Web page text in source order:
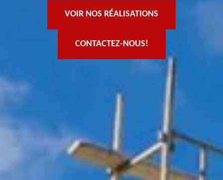
VOIR NOS RÉALISATIONS
CONTACTEZ-NOUS!